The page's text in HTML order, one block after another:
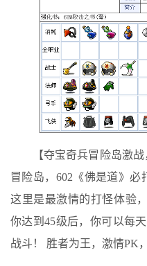
【夺宝奇兵冒险岛激
冒险岛，602《佛是道》必
这里是最激情的打怪体验
你达到45级后，你可以每
战斗！ 胜者为王，激情PK